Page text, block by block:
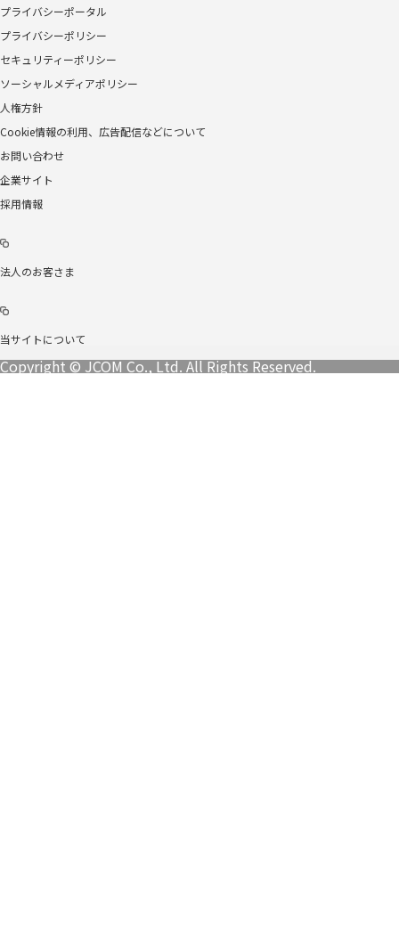
プライバシーポータル
プライバシーポリシー
セキュリティーポリシー
ソーシャルメディアポリシー
人権方針
Cookie情報の利用、広告配信などについて
お問い合わせ
企業サイト
採用情報
法人のお客さま
当サイトについて
Copyright © JCOM Co., Ltd. All Rights Reserved.